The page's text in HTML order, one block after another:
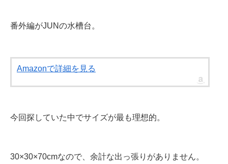
番外編がJUNの水槽台。
Amazonで詳細を見る
今回探していた中でサイズが最も理想的。
30×30×70cmなので、余計な出っ張りがありません。